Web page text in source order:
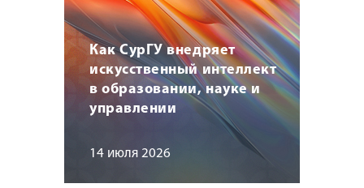
Как СурГУ внедряет
искусственный интеллект
в образовании, науке и
управлении
14 июля 2026